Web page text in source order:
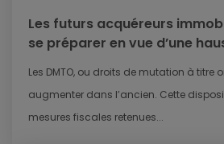
Les futurs acquéreurs
se préparer en vue d’une
Les DMTO, ou droits de mutation à titre
augmenter dans l’ancien. Cette
mesures fiscales retenues...